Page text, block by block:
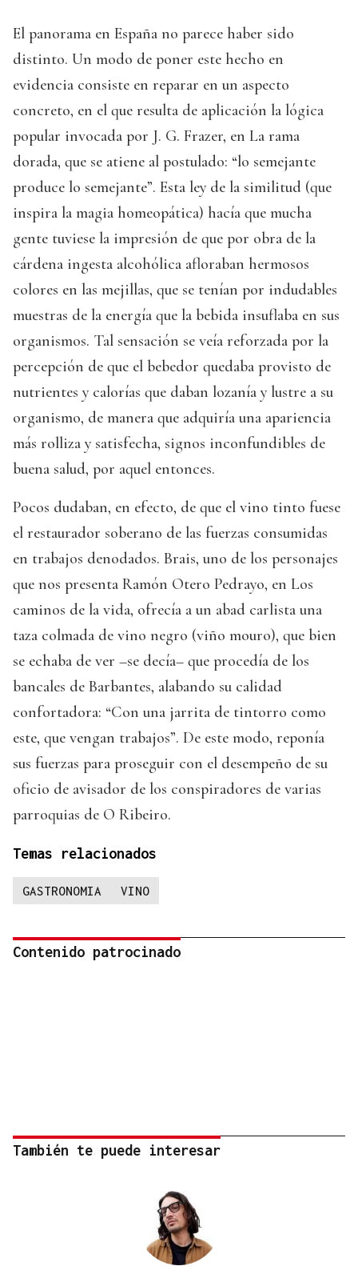
El panorama en España no parece haber sido
distinto. Un modo de poner este hecho en
evidencia consiste en reparar en un aspecto
concreto, en el que resulta de aplicación la lógica
popular invocada por J. G. Frazer, en La rama
dorada, que se atiene al postulado: “lo semejante
produce lo semejante”. Esta ley de la similitud (que
inspira la magia homeopática) hacía que mucha
gente tuviese la impresión de que por obra de la
cárdena ingesta alcohólica afloraban hermosos
colores en las mejillas, que se tenían por indudables
muestras de la energía que la bebida insuflaba en sus
organismos. Tal sensación se veía reforzada por la
percepción de que el bebedor quedaba provisto de
nutrientes y calorías que daban lozanía y lustre a su
organismo, de manera que adquiría una apariencia
más rolliza y satisfecha, signos inconfundibles de
buena salud, por aquel entonces.
Pocos dudaban, en efecto, de que el vino tinto fuese
el restaurador soberano de las fuerzas consumidas
en trabajos denodados. Brais, uno de los personajes
que nos presenta Ramón Otero Pedrayo, en Los
caminos de la vida, ofrecía a un abad carlista una
taza colmada de vino negro (viño mouro), que bien
se echaba de ver –se decía– que procedía de los
bancales de Barbantes, alabando su calidad
confortadora: “Con una jarrita de tintorro como
este, que vengan trabajos”. De este modo, reponía
sus fuerzas para proseguir con el desempeño de su
oficio de avisador de los conspiradores de varias
parroquias de O Ribeiro.
Temas relacionados
GASTRONOMIA VINO
Contenido patrocinado
También te puede interesar